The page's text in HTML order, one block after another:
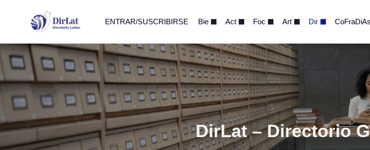
ENTRAR/SUSCRIBIRSE Bie Act Foc Art Dir CoFraDiAs
DirLat – Directorio